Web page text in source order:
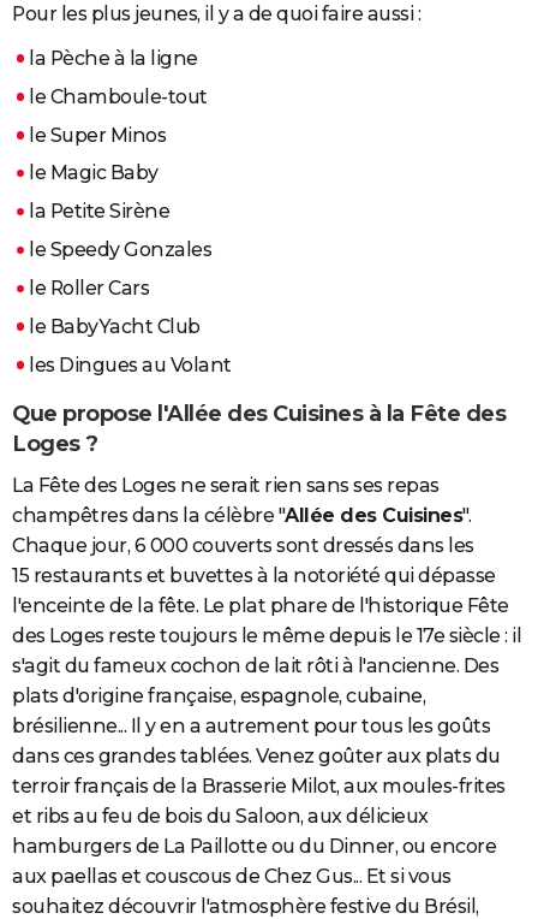
Pour les plus jeunes, il y a de quoi faire aussi :
la Pèche à la ligne
le Chamboule-tout
le Super Minos
le Magic Baby
la Petite Sirène
le Speedy Gonzales
le Roller Cars
le BabyYacht Club
les Dingues au Volant
Que propose l'Allée des Cuisines à la Fête des
Loges ?
La Fête des Loges ne serait rien sans ses repas
champêtres dans la célèbre "Allée des Cuisines".
Chaque jour, 6 000 couverts sont dressés dans les
15 restaurants et buvettes à la notoriété qui dépasse
l'enceinte de la fête. Le plat phare de l'historique Fête
des Loges reste toujours le même depuis le 17e siècle : il
s'agit du fameux cochon de lait rôti à l'ancienne. Des
plats d'origine française, espagnole, cubaine,
brésilienne... Il y en a autrement pour tous les goûts
dans ces grandes tablées. Venez goûter aux plats du
terroir français de la Brasserie Milot, aux moules-frites
et ribs au feu de bois du Saloon, aux délicieux
hamburgers de La Paillotte ou du Dinner, ou encore
aux paellas et couscous de Chez Gus... Et si vous
souhaitez découvrir l'atmosphère festive du Brésil,